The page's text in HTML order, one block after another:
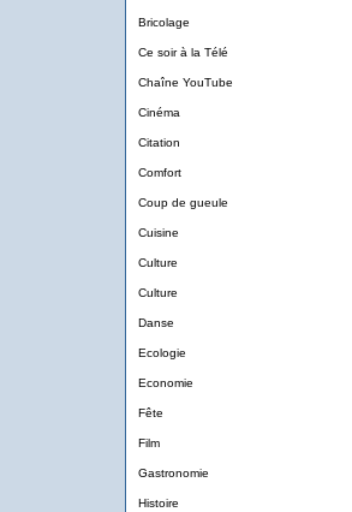
Bricolage
Ce soir à la Télé
Chaîne YouTube
Cinéma
Citation
Comfort
Coup de gueule
Cuisine
Culture
Culture
Danse
Ecologie
Economie
Fête
Film
Gastronomie
Histoire